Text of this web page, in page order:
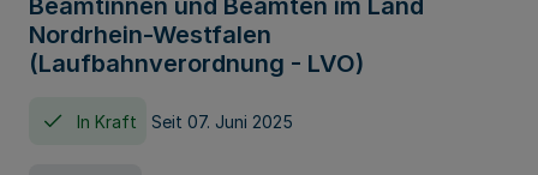
Beamtinnen und Beamten im Land
Nordrhein-Westfalen
(Laufbahnverordnung - LVO)
In Kraft Seit 07. Juni 2025